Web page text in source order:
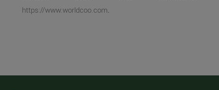
https://www.worldcoo.com.